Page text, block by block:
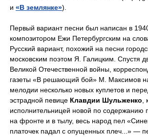
и «В землянке»).
Первый вариант песни был написан в
композитором Ежи Петербургским на
Русский вариант, похожий на песни
московским поэтом Я. Галицким. Спустя
Великой Отечественной войны,
газеты «В решающий бой» М. Максимов
мелодии несколько новых куплетов и
эстрадной певице Клавдии Шульженко
исполнительницей новой по содержанию
на фронте и в тылу, весь народ пел
платочек падал с опущенных плеч...» —